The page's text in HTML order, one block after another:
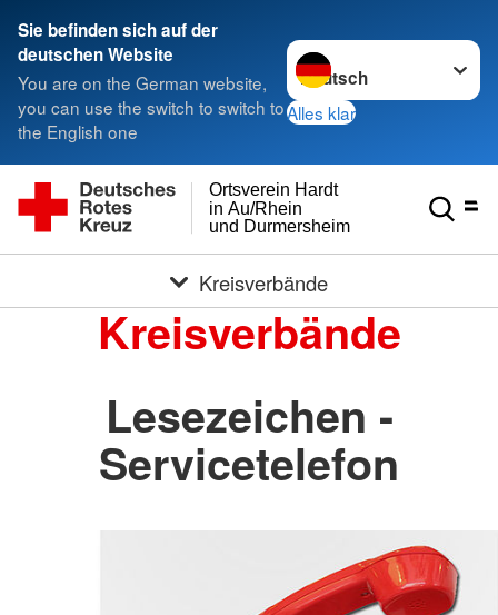
Sie befinden sich auf der
deutschen Website
You are on the German website,
you can use the switch to switch to
the English one
Sprache wechseln zu
Alles klar
und Durmersheim
in Au/Rhein
Ortsverein Hardt
Kreisverbände
Kreisverbände
Lesezeichen -
Servicetelefon